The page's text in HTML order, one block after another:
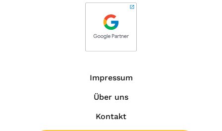
Impressum
Über uns
Kontakt